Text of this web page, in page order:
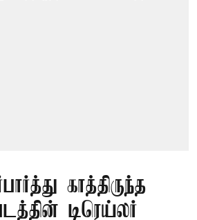
காத்திருந்த
டிரெய்லர்